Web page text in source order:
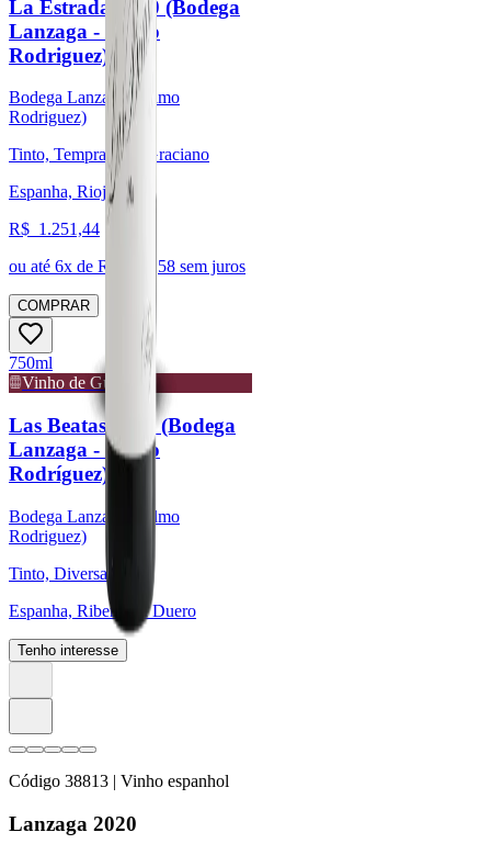
La Estrada 2020 (Bodega
Lanzaga - Telmo
Rodriguez)
Bodega Lanzaga (Telmo
Rodriguez)
Tinto, Tempranillo, Graciano
Espanha, Rioja
R$ 1.251,44
ou até 6x de R$ 208,58 sem juros
COMPRAR
750ml
Vinho de Guarda
Las Beatas 2022 (Bodega
Lanzaga - Telmo
Rodríguez)
Bodega Lanzaga (Telmo
Rodriguez)
Tinto, Diversas
Espanha, Ribera del Duero
Tenho interesse
Código 38813 | Vinho espanhol
Lanzaga 2020